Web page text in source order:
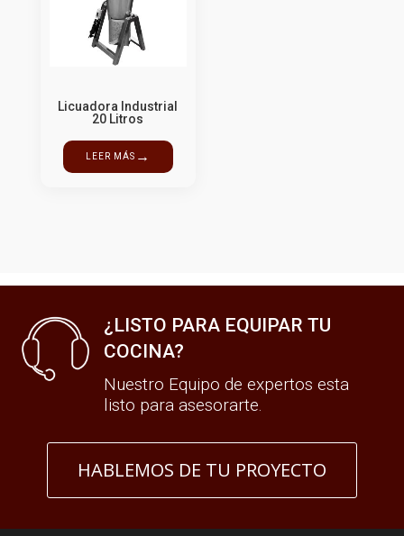
Licuadora Industrial
20 Litros
LEER MÁS →
¿LISTO PARA EQUIPAR TU
COCINA?
Nuestro Equipo de expertos esta
listo para asesorarte.
HABLEMOS DE TU PROYECTO